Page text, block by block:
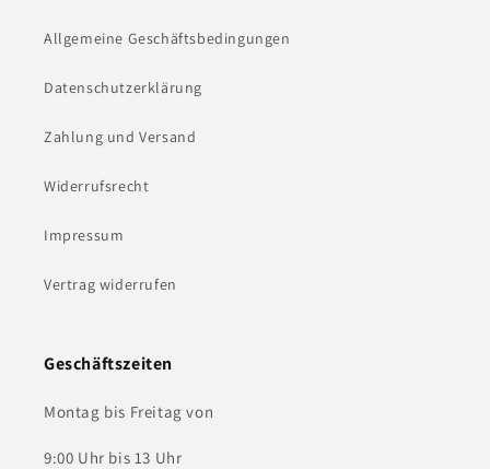
Allgemeine Geschäftsbedingungen
Datenschutzerklärung
Zahlung und Versand
Widerrufsrecht
Impressum
Vertrag widerrufen
Geschäftszeiten
Montag bis Freitag von
9:00 Uhr bis 13 Uhr